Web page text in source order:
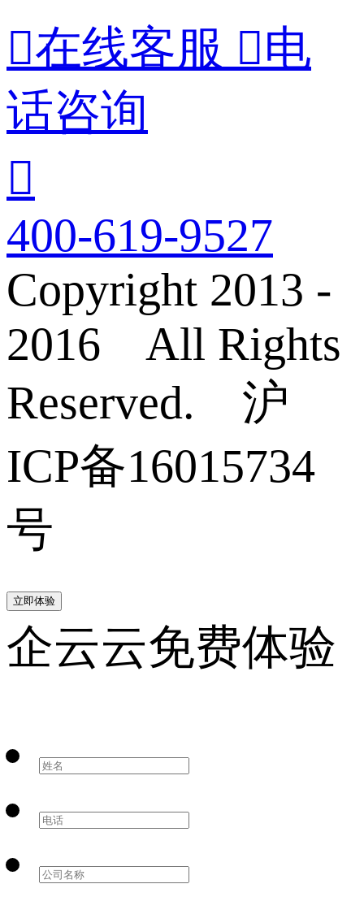
在线客服 电
话咨询

400-619-9527
Copyright 2013 -
2016 All Rights
Reserved. 沪
ICP备16015734
号
立即体验
企云云免费体验